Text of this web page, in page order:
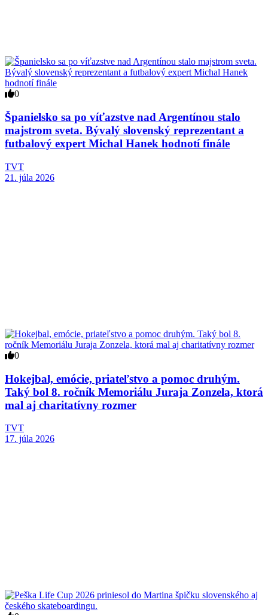
0
Španielsko sa po víťazstve nad Argentínou stalo
majstrom sveta. Bývalý slovenský reprezentant a
futbalový expert Michal Hanek hodnotí finále
TVT
21. júla 2026
0
Hokejbal, emócie, priateľstvo a pomoc druhým.
Taký bol 8. ročník Memoriálu Juraja Zonzela, ktorá
mal aj charitatívny rozmer
TVT
17. júla 2026